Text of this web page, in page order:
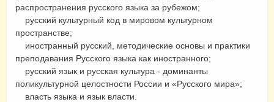
распространения русского языка за рубежом;
русский культурный код в мировом культурном
пространстве;
иностранный русский, методические основы и практики
преподавания Русского языка как иностранного;
русский язык и русская культура - доминанты
поликультурной целостности России и «Русского мира»;
власть языка и язык власти.